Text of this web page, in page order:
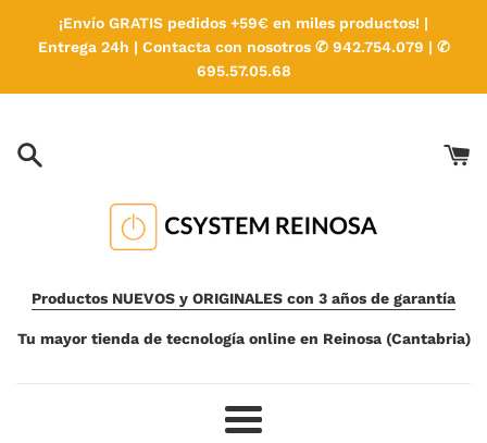
directamente
¡Envío GRATIS pedidos +59€ en miles productos! |
Entrega 24h | Contacta con nosotros ✆ 942.754.079 | ✆
695.57.05.68
Productos NUEVOS y ORIGINALES con 3 años de garantía
Tu mayor tienda de tecnología online en Reinosa (Cantabria)
Más